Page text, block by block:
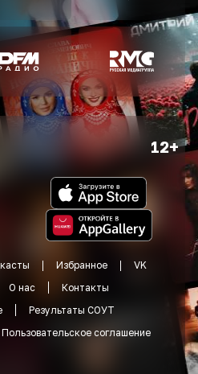
12+
Избранное
VK
О нас
Контакты
Результаты СОУТ
Пользовательское соглашение